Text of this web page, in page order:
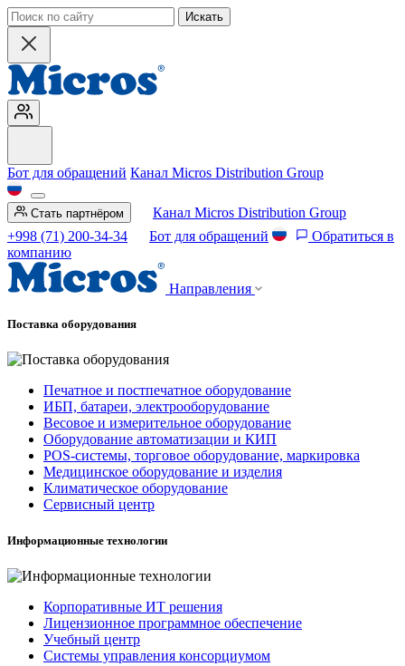
Искать
Бот для обращений Канал Micros Distribution Group
Стать партнёром
Канал Micros Distribution Group
+998 (71) 200-34-34
Бот для обращений
Обратиться в
компанию
Направления
Поставка оборудования
Печатное и постпечатное оборудование
ИБП, батареи, электрооборудование
Весовое и измерительное оборудование
Оборудование автоматизации и КИП
POS-системы, торговое оборудование, маркировка
Медицинское оборудование и изделия
Климатическое оборудование
Сервисный центр
Информационные технологии
Корпоративные ИТ решения
Лицензионное программное обеспечение
Учебный центр
Системы управления консорциумом